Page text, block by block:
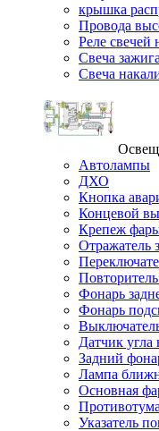
крышка
Провода
Реле свечей
Свеча
Свеча
Автолампы
ДХО
Кнопка
Концевой
Крепеж
Отражатель
Фонарь
Фонарь
Датчик угла
Задний
Лампа
Основная
Указатель